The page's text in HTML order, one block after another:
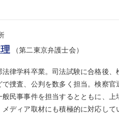
（第二東京弁護士会）
法律学科卒業。司法試験に合格後
捜査、公判を数多く担当。検察
民事事件を担当するとともに、
ディア取材にも積極的に対応して